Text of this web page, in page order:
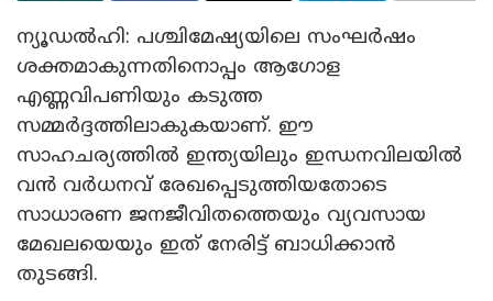
ന്യൂഡൽഹി: പശ്ചിമേഷ്യയിലെ സംഘർഷം
ശക്തമാകുന്നതിനൊപ്പം ആഗോള
എണ്ണവിപണിയും കടുത്ത
സമ്മർദ്ദത്തിലാകുകയാണ്. ഈ
സാഹചര്യത്തിൽ ഇന്ത്യയിലും ഇന്ധനവിലയിൽ
വൻ വർധനവ് രേഖപ്പെടുത്തിയതോടെ
സാധാരണ ജനജീവിതത്തെയും വ്യവസായ
മേഖലയെയും ഇത് നേരിട്ട് ബാധിക്കാൻ
തുടങ്ങി.